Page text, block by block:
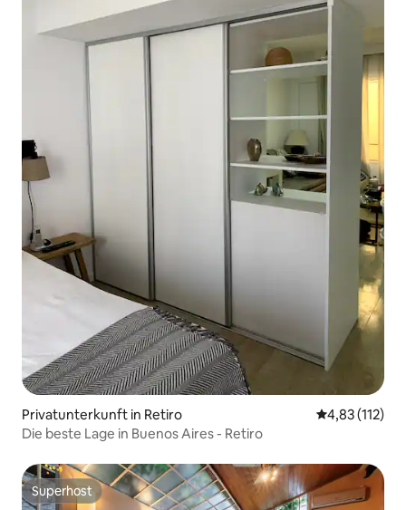
Privatunterkunft in Retiro
4,83 (112)
Die beste Lage in Buenos Aires - Retiro
Superhost
Superhost